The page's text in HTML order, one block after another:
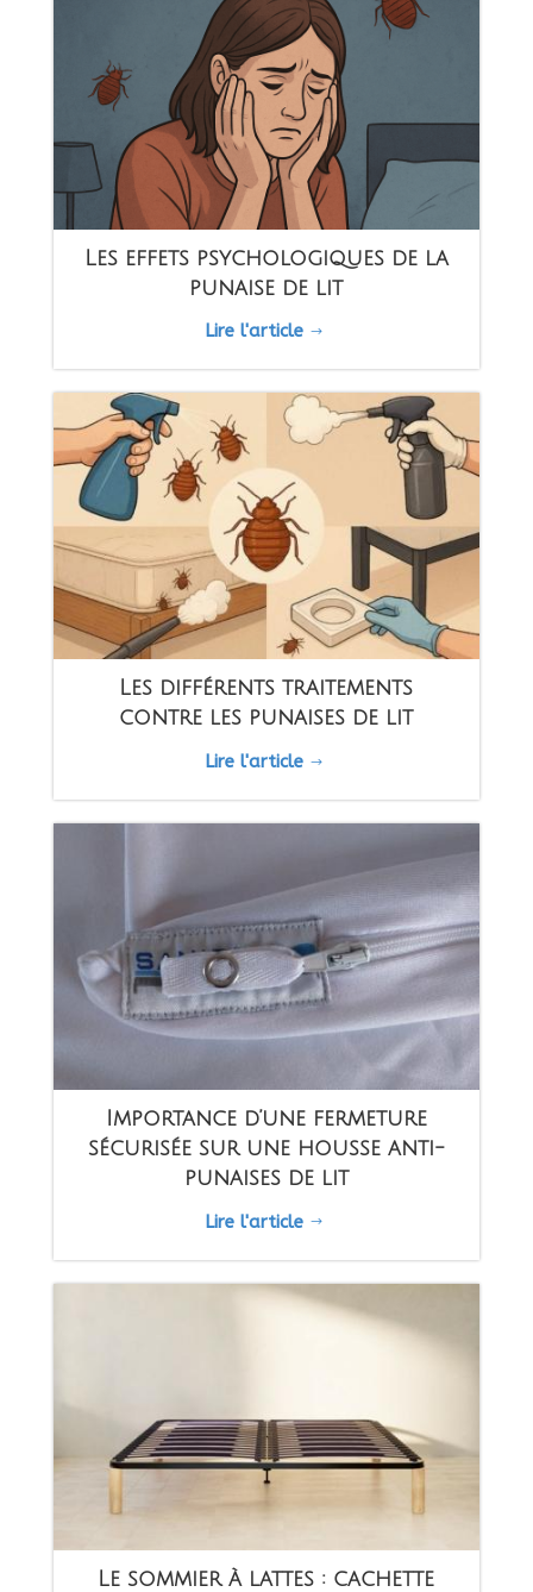
Les effets psychologiques de la
punaise de lit
Lire l'article $
Les différents traitements
contre les punaises de lit
Lire l'article $
Importance d’une fermeture
sécurisée sur une housse anti-
punaises de lit
Lire l'article $
Le sommier à lattes : cachette